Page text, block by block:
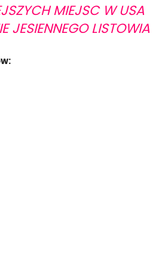
MIEJSC W USA
JESIENNEGO LISTOWIA